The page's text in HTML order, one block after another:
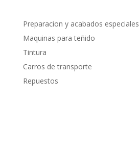
Preparacion y acabados especiales
Maquinas para teñido
Tintura
Carros de transporte
Repuestos